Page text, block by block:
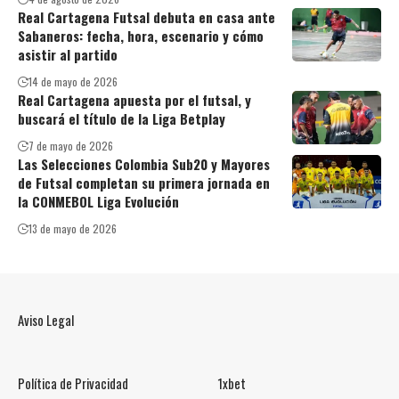
Real Cartagena Futsal debuta en casa ante
Sabaneros: fecha, hora, escenario y cómo
asistir al partido
14 de mayo de 2026
Real Cartagena apuesta por el futsal, y
buscará el título de la Liga Betplay
7 de mayo de 2026
Las Selecciones Colombia Sub20 y Mayores
de Futsal completan su primera jornada en
la CONMEBOL Liga Evolución
13 de mayo de 2026
Aviso Legal
Política de Privacidad 1xbet